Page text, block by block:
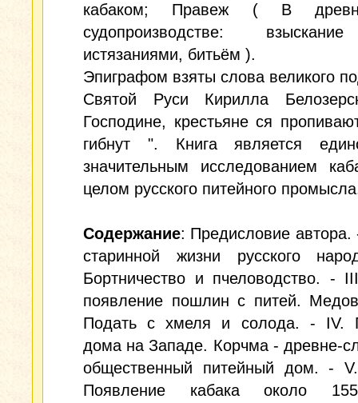
кабаком; Правеж ( В
судопроизводстве:
истязаниями, битьём ).
Эпиграфом взяты слова великого
Святой Руси Кирилла
Господине, крестьяне ся
гибнут ". Книга является
значительным исследованием
целом русского питейного
Содержание: Предисловие
старинной жизни русского
Бортничество и пчеловодство. -
появление пошлин с питей.
Подать с хмеля и солода. - IV.
дома на Западе. Корчма - древне-
общественный питейный дом. -
Появление кабака около